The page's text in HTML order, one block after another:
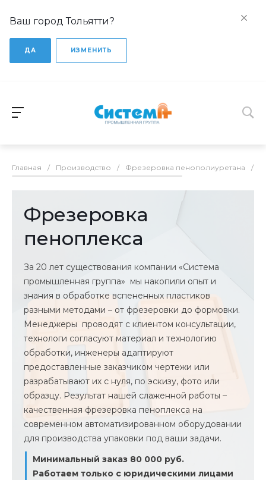
Ваш город Тольятти?
ДА ИЗМЕНИТЬ
Главная / Производство / Фрезеровка пенополиуретана /
Фрезеровка
пеноплекса
За 20 лет существования компании «Система
промышленная группа» мы накопили опыт и
знания в обработке вспененных пластиков
разными методами – от фрезеровки до формовки.
Менеджеры проводят с клиентом консультации,
технологи согласуют материал и технологию
обработки, инженеры адаптируют
предоставленные заказчиком чертежи или
разрабатывают их с нуля, по эскизу, фото или
образцу. Результат нашей слаженной работы –
качественная фрезеровка пеноплекса на
современном автоматизированном оборудовании
для производства упаковки под ваши задачи.
Минимальный заказ 80 000 руб.
Работаем только с юридическими лицами